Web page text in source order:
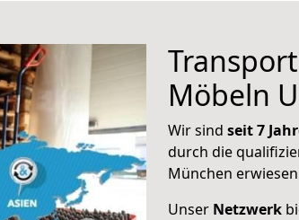
Möbeln
Wir sind seit 7
durch die
München
Unser Netzwerk